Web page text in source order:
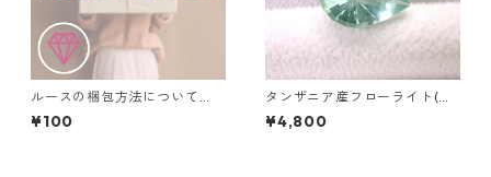
ルースの梱包方法について
（ルースケース利用の追加料
金）
¥100
タンザニア産フローライト(蛍
光) ペアシェイプカットルース
5.46ct 13.8mm*10.8mm*7.0
¥4,800